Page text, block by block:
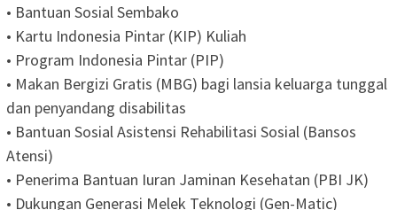
• Bantuan Sosial Sembako
• Kartu Indonesia Pintar (KIP) Kuliah
• Program Indonesia Pintar (PIP)
• Makan Bergizi Gratis (MBG) bagi lansia keluarga tunggal
dan penyandang disabilitas
• Bantuan Sosial Asistensi Rehabilitasi Sosial (Bansos
Atensi)
• Penerima Bantuan Iuran Jaminan Kesehatan (PBI JK)
• Dukungan Generasi Melek Teknologi (Gen-Matic)